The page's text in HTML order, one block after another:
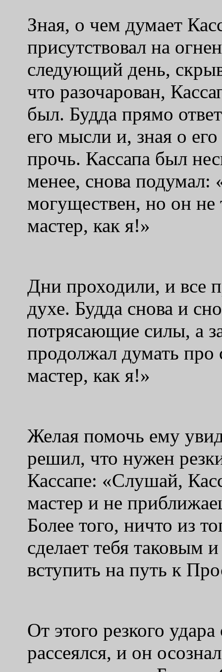
Зная, о чем думает
присутствовал на
следующий день,
что разочарован,
был. Будда прямо
его мысли и, зная о
прочь. Кассапа был
менее, снова подумал:
могуществен, но он
мастер, как я!»
Дни проходили, и все
духе. Будда снова и
потрясающие силы, а
продолжал думать
мастер, как я!»
Желая помочь ему
решил, что нужен
Кассапе: «Слушай,
мастер и не
Более того, ничто из
сделает тебя таковым
вступить на путь к
От этого резкого
рассеялся, и он